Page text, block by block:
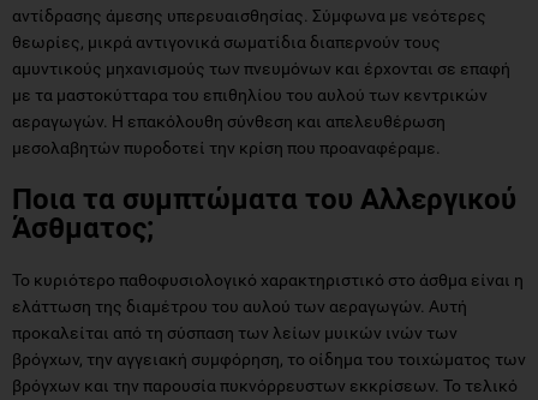
αντίδρασης άμεσης υπερευαισθησίας. Σύμφωνα με νεότερες
θεωρίες, μικρά αντιγονικά σωματίδια διαπερνούν τους
αμυντικούς μηχανισμούς των πνευμόνων και έρχονται σε επαφή
με τα μαστοκύτταρα του επιθηλίου του αυλού των κεντρικών
αεραγωγών. Η επακόλουθη σύνθεση και απελευθέρωση
μεσολαβητών πυροδοτεί την κρίση που προαναφέραμε.
Ποια τα συμπτώματα του Αλλεργικού
Άσθματος;
Το κυριότερο παθοφυσιολογικό χαρακτηριστικό στο άσθμα είναι η
ελάττωση της διαμέτρου του αυλού των αεραγωγών. Αυτή
προκαλείται από τη σύσπαση των λείων μυικών ινών των
βρόγχων, την αγγειακή συμφόρηση, το οίδημα του τοιχώματος των
βρόγχων και την παρουσία πυκνόρρευστων εκκρίσεων. Το τελικό